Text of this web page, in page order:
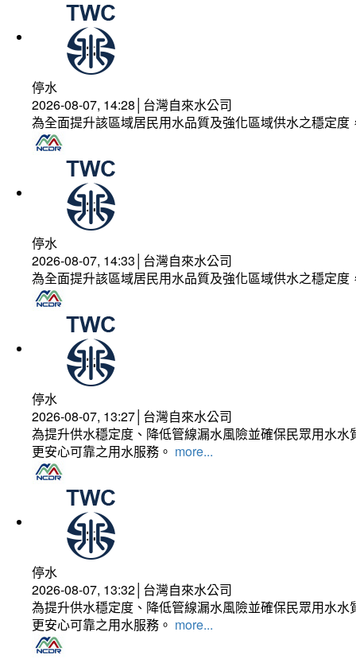
停水
2026-08-07, 14:28│台灣自來水公司
為全面提升該區域居民用水品質及強化區域供水之穩定
停水
2026-08-07, 14:33│台灣自來水公司
為全面提升該區域居民用水品質及強化區域供水之穩定
停水
2026-08-07, 13:27│台灣自來水公司
為提升供水穩定度、降低管線漏水風險並確保民眾用水
更安心可靠之用水服務。 more...
停水
2026-08-07, 13:32│台灣自來水公司
為提升供水穩定度、降低管線漏水風險並確保民眾用水
更安心可靠之用水服務。 more...